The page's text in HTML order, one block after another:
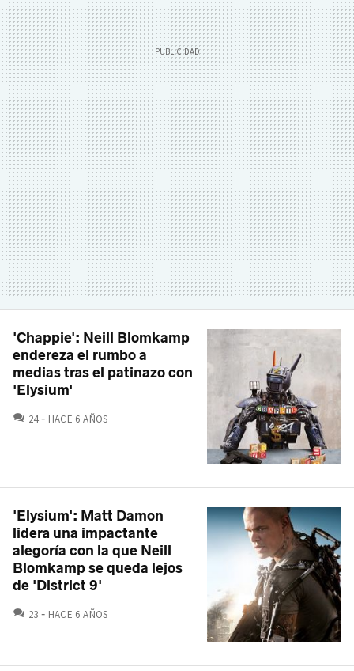
'Chappie': Neill Blomkamp
endereza el rumbo a
medias tras el patinazo con
'Elysium'
24 COMENTARIOS
HACE 6 AÑOS
'Elysium': Matt Damon
lidera una impactante
alegoría con la que Neill
Blomkamp se queda lejos
de 'District 9'
23 COMENTARIOS
HACE 6 AÑOS